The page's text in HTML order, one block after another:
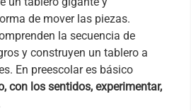
de mover las piezas.
la secuencia de
y construyen un tablero a
En preescolar es básico
con los sentidos, experimentar,